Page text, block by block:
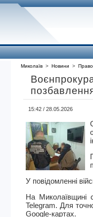
Миколаїв > Новини >
15:42 / 28.05.2026
У повідомленні
На Миколаївщині
Telegram. Для
Google-картах.